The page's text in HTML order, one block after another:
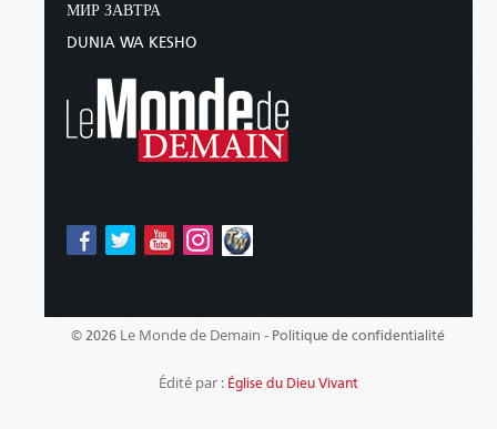
МИР ЗАВТРА
DUNIA WA KESHO
© 2026 Le Monde de Demain - Politique de confidentialité
Édité par : Église du Dieu Vivant